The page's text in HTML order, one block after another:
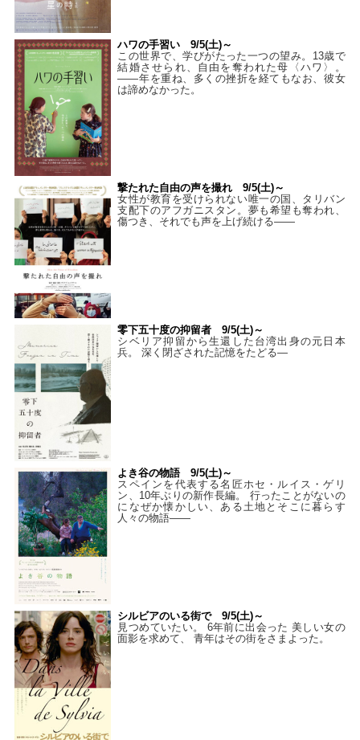
ハワの手習い 9/5(土)～
この世界で、学びがたった一つの望み。13歳で
結婚させられ、自由を奪われた母〈ハワ〉。
——年を重ね、多くの挫折を経てもなお、彼女
は諦めなかった。
撃たれた自由の声を撮れ 9/5(土)～
女性が教育を受けられない唯一の国、タリバン
支配下のアフガニスタン。夢も希望も奪われ、
傷つき、それでも声を上げ続ける——
零下五十度の抑留者 9/5(土)～
シベリア抑留から生還した台湾出身の元日本
兵。 深く閉ざされた記憶をたどる—
よき谷の物語 9/5(土)～
スペインを代表する名匠ホセ・ルイス・ゲリ
ン、10年ぶりの新作長編。 行ったことがないの
になぜか懐かしい、ある土地とそこに暮らす
人々の物語――
シルビアのいる街で 9/5(土)～
見つめていたい。 6年前に出会った 美しい女の
面影を求めて、 青年はその街をさまよった。